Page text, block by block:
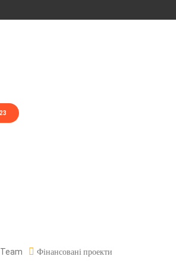
Фінансовані проекти